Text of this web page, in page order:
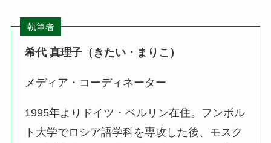
執筆者
希代 真理子（きたい・まりこ）
メディア・コーディネーター
1995年よりドイツ・ベルリン在住。フンボル
ト大学でロシア語学科を専攻した後、モスク